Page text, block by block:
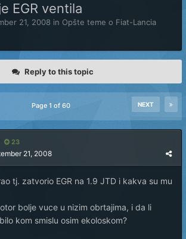
EGR ventila
21, 2008 in Opšte teme o Fiat-Lancia
Reply to this topic
NEXT
Page 1 of 60
23
21, 2008
tj. zatvorio EGR na 1.9 JTD i kakva su mu
bolje vuce u nizim obrtajima, i da li
kom smislu osim ekoloskom?